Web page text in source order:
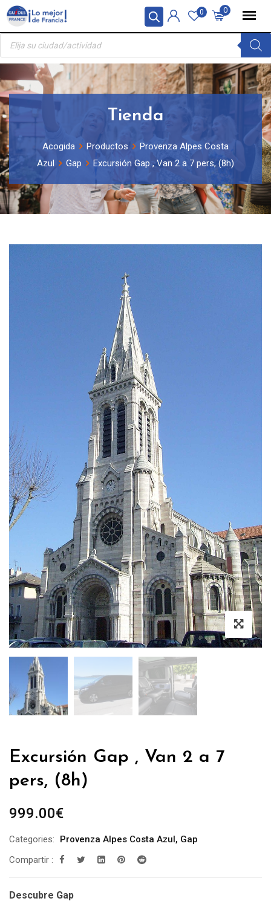
Panel de gestión de cookies
Skip
content
0
0
Búsqueda
productos
Tienda
Acogida Productos
Provenza Alpes Costa
Azul
Gap Excursión Gap , Van 2 a 7 pers, (8h)
Excursión Gap , Van 2 a 7
pers, (8h)
999.00€
Categories: Provenza Alpes Costa Azul , Gap
Compartir :
Descubre Gap